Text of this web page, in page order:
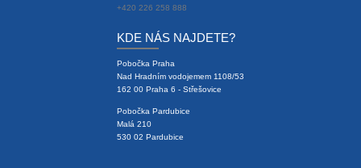
+420 226 258 888
KDE NÁS NAJDETE?
Pobočka Praha
Nad Hradním vodojemem 1108/53
162 00 Praha 6 - Střešovice
Pobočka Pardubice
Malá 210
530 02 Pardubice